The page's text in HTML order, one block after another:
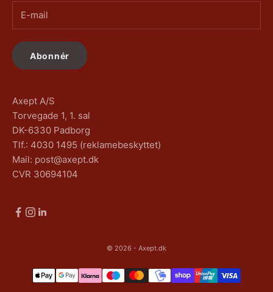
Abonnér
Axept A/S
Torvegade 1, 1. sal
DK-6330 Padborg
Tlf.: 4030 1495 (reklamebeskyttet)
Mail: post@axept.dk
CVR 30694104
© 2026 - Axept.dk